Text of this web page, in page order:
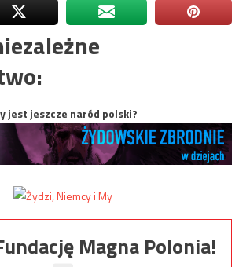
jest jeszcze naród polski?
Magna Polonia!